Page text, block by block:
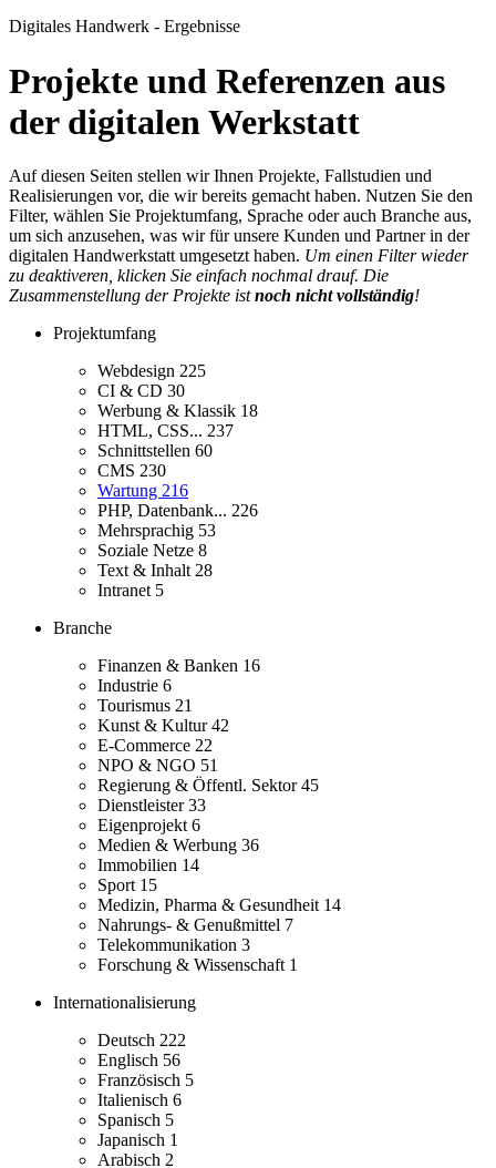
Digitales Handwerk - Ergebnisse
Projekte und Referenzen aus
der digitalen Werkstatt
Auf diesen Seiten stellen wir Ihnen Projekte, Fallstudien und
Realisierungen vor, die wir bereits gemacht haben. Nutzen Sie den
Filter, wählen Sie Projektumfang, Sprache oder auch Branche aus,
um sich anzusehen, was wir für unsere Kunden und Partner in der
digitalen Handwerkstatt umgesetzt haben. Um einen Filter wieder
zu deaktiveren, klicken Sie einfach nochmal drauf. Die
Zusammenstellung der Projekte istnoch nicht vollständig!
Projektumfang
Webdesign 225
CI & CD 30
Werbung & Klassik 18
HTML, CSS... 237
Schnittstellen 60
CMS 230
Wartung 216
PHP, Datenbank... 226
Mehrsprachig 53
Soziale Netze 8
Text & Inhalt 28
Intranet 5
Branche
Finanzen & Banken 16
Industrie 6
Tourismus 21
Kunst & Kultur42
E-Commerce 22
NPO & NGO 51
Regierung & Öffentl. Sektor45
Dienstleister33
Eigenprojekt 6
Medien & Werbung 36
Immobilien 14
Sport 15
Medizin, Pharma & Gesundheit 14
Nahrungs- & Genußmittel 7
Telekommunikation 3
Forschung & Wissenschaft 1
Internationalisierung
Deutsch 222
Englisch 56
Französisch 5
Italienisch 6
Spanisch 5
Japanisch 1
Arabisch 2